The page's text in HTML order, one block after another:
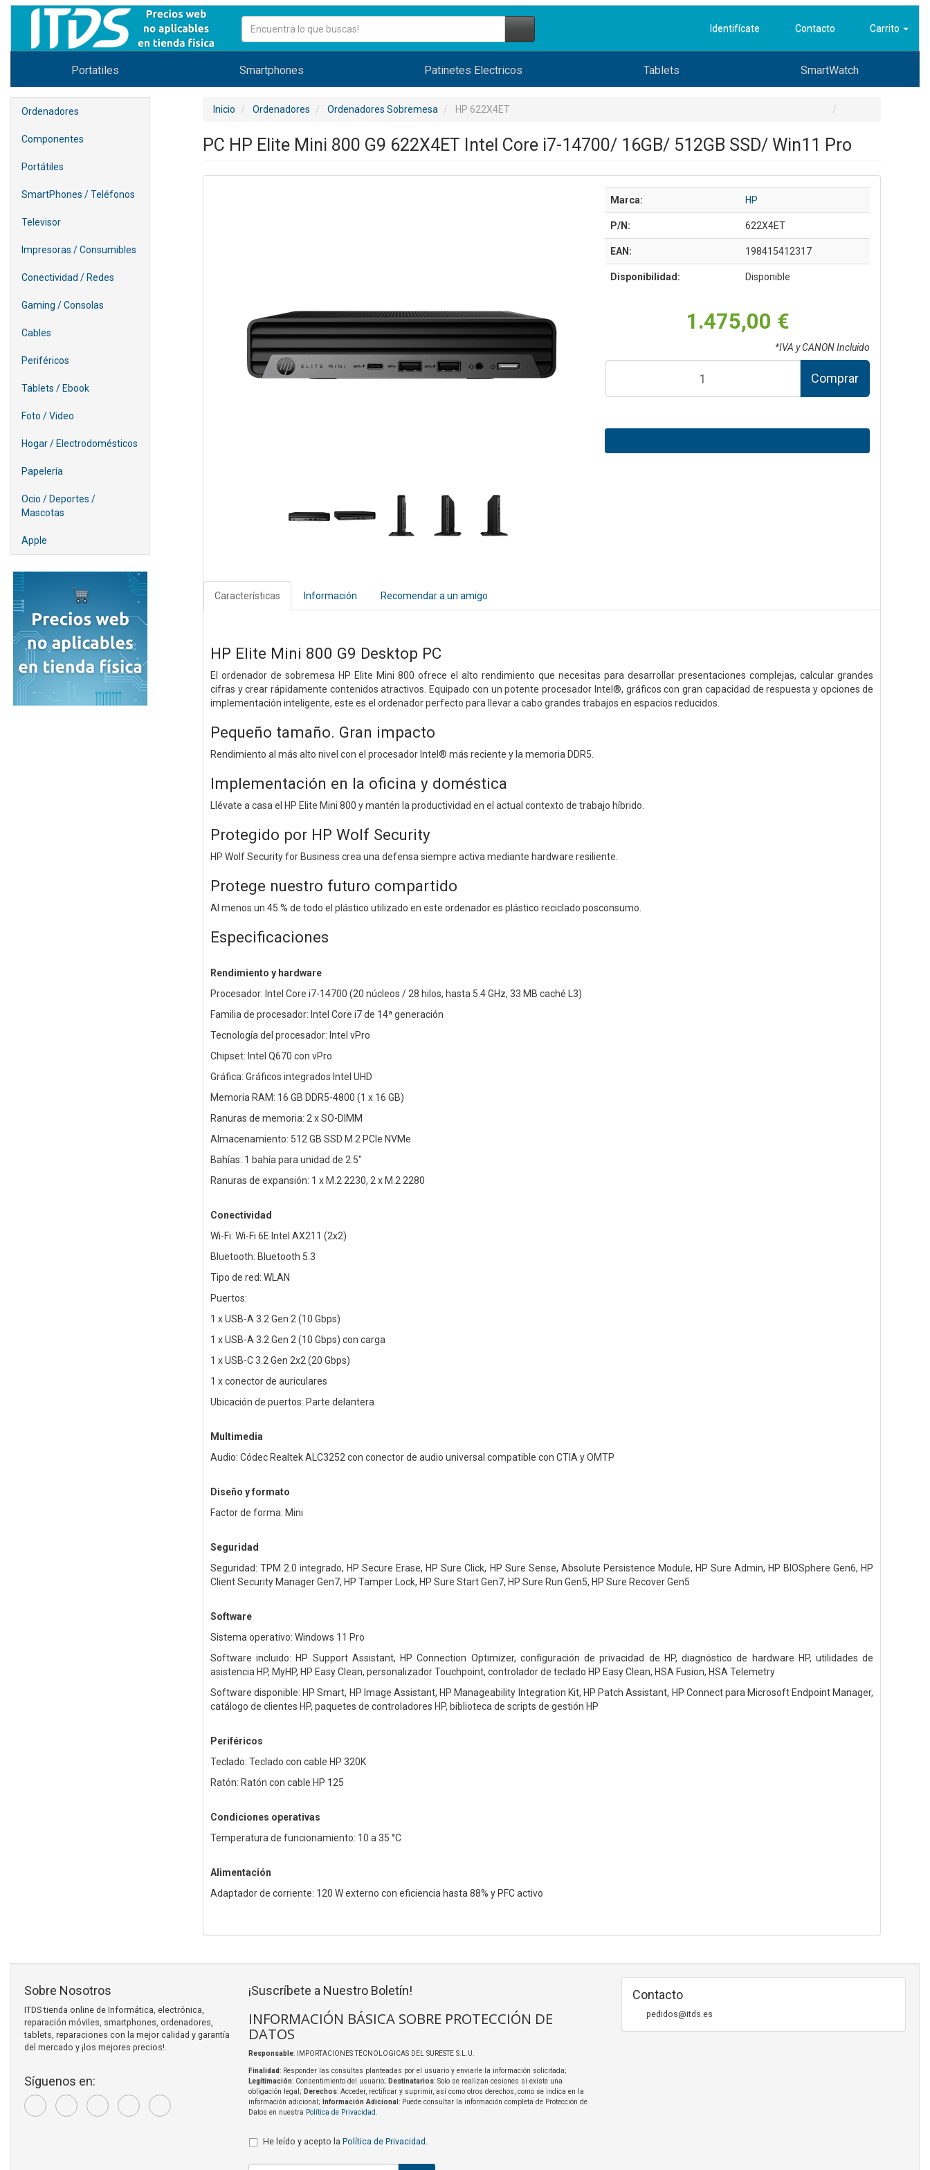
Identifícate Contacto Carrito
Portatiles Smartphones Patinetes Electricos Tablets SmartWatch
Ordenadores
Componentes
Portátiles
SmartPhones / Teléfonos
Televisor
Impresoras / Consumibles
Conectividad / Redes
Gaming / Consolas
Cables
Periféricos
Tablets / Ebook
Foto / Video
Hogar / Electrodomésticos
Papelería
Ocio / Deportes /
Mascotas
Apple
Inicio Ordenadores Ordenadores Sobremesa HP 622X4ET
PC HP Elite Mini 800 G9 622X4ET Intel Core i7-14700/ 16GB/ 512GB SSD/ Win11 Pro
Marca: HP
P/N: 622X4ET
EAN: 198415412317
Disponibilidad: Disponible
1.475,00 €
*IVA y CANON Incluido
Comprar
Características Información Recomendar a un amigo
HP Elite Mini 800 G9 Desktop PC
El ordenador de sobremesa HP Elite Mini 800 ofrece el alto rendimiento que necesitas para desarrollar presentaciones complejas, calcular grandes
cifras y crear rápidamente contenidos atractivos. Equipado con un potente procesador Intel®, gráficos con gran capacidad de respuesta y opciones de
implementación inteligente, este es el ordenador perfecto para llevar a cabo grandes trabajos en espacios reducidos.
Pequeño tamaño. Gran impacto
Rendimiento al más alto nivel con el procesador Intel® más reciente y la memoria DDR5.
Implementación en la oficina y doméstica
Llévate a casa el HP Elite Mini 800 y mantén la productividad en el actual contexto de trabajo híbrido.
Protegido por HP Wolf Security
HP Wolf Security for Business crea una defensa siempre activa mediante hardware resiliente.
Protege nuestro futuro compartido
Al menos un 45 % de todo el plástico utilizado en este ordenador es plástico reciclado posconsumo.
Especificaciones
Rendimiento y hardware
Procesador: Intel Core i7-14700 (20 núcleos / 28 hilos, hasta 5.4 GHz, 33 MB caché L3)
Familia de procesador: Intel Core i7 de 14ª generación
Tecnología del procesador: Intel vPro
Chipset: Intel Q670 con vPro
Gráfica: Gráficos integrados Intel UHD
Memoria RAM: 16 GB DDR5-4800 (1 x 16 GB)
Ranuras de memoria: 2 x SO-DIMM
Almacenamiento: 512 GB SSD M.2 PCIe NVMe
Bahías: 1 bahía para unidad de 2.5"
Ranuras de expansión: 1 x M.2 2230, 2 x M.2 2280
Conectividad
Wi-Fi: Wi-Fi 6E Intel AX211 (2x2)
Bluetooth: Bluetooth 5.3
Tipo de red: WLAN
Puertos:
1 x USB-A 3.2 Gen 2 (10 Gbps)
1 x USB-A 3.2 Gen 2 (10 Gbps) con carga
1 x USB-C 3.2 Gen 2x2 (20 Gbps)
1 x conector de auriculares
Ubicación de puertos: Parte delantera
Multimedia
Audio: Códec Realtek ALC3252 con conector de audio universal compatible con CTIA y OMTP
Diseño y formato
Factor de forma: Mini
Seguridad
Seguridad: TPM 2.0 integrado, HP Secure Erase, HP Sure Click, HP Sure Sense, Absolute Persistence Module, HP Sure Admin, HP BIOSphere Gen6, HP
Client Security Manager Gen7, HP Tamper Lock, HP Sure Start Gen7, HP Sure Run Gen5, HP Sure Recover Gen5
Software
Sistema operativo: Windows 11 Pro
Software incluido: HP Support Assistant, HP Connection Optimizer, configuración de privacidad de HP, diagnóstico de hardware HP, utilidades de
asistencia HP, MyHP, HP Easy Clean, personalizador Touchpoint, controlador de teclado HP Easy Clean, HSA Fusion, HSA Telemetry
Software disponible: HP Smart, HP Image Assistant, HP Manageability Integration Kit, HP Patch Assistant, HP Connect para Microsoft Endpoint Manager,
catálogo de clientes HP, paquetes de controladores HP, biblioteca de scripts de gestión HP
Periféricos
Teclado: Teclado con cable HP 320K
Ratón: Ratón con cable HP 125
Condiciones operativas
Temperatura de funcionamiento: 10 a 35 °C
Alimentación
Adaptador de corriente: 120 W externo con eficiencia hasta 88% y PFC activo
Sobre Nosotros
ITDS tienda online de Informática, electrónica,
reparación móviles, smartphones, ordenadores,
tablets, reparaciones con la mejor calidad y garantía
del mercado y ¡los mejores precios!.
Síguenos en:
¡Suscríbete a Nuestro Boletín!
INFORMACIÓN BÁSICA SOBRE PROTECCIÓN DE
DATOS
Responsable: IMPORTACIONES TECNOLOGICAS DEL SURESTE S.L.U.
Finalidad: Responder las consultas planteadas por el usuario y enviarle la información solicitada;
Legitimación: Consentimiento del usuario; Destinatarios: Solo se realizan cesiones si existe una
obligación legal; Derechos: Acceder, rectificar y suprimir, así como otros derechos, como se indica en la
información adicional;
Información Adicional : Puede consultar la información completa de Protección de
Datos en nuestra Política de Privacidad.
He leído y acepto la Política de Privacidad .
Contacto
pedidos@itds.es